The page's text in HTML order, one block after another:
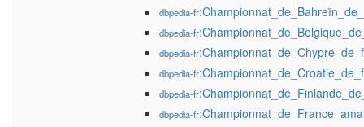
dbpedia-fr
dbpedia-fr
dbpedia-fr
dbpedia-fr
dbpedia-fr
dbpedia-fr